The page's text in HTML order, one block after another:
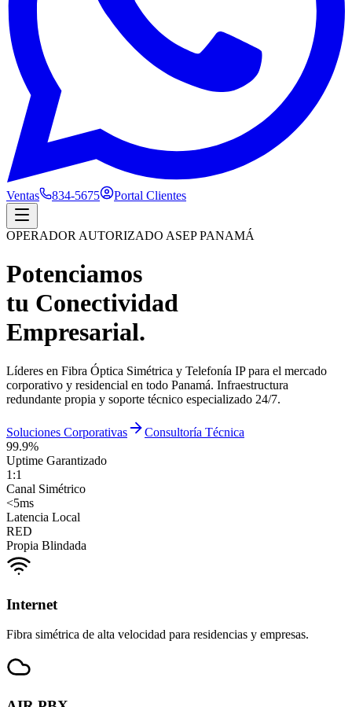
Ventas 834-5675 Portal Clientes
OPERADOR AUTORIZADO ASEP PANAMÁ
Potenciamos
tu Conectividad
Empresarial.
Líderes en Fibra Óptica Simétrica y Telefonía IP para el mercado
corporativo y residencial en todo Panamá. Infraestructura
redundante propia y soporte técnico especializado 24/7.
Soluciones Corporativas
Consultoría Técnica
99.9%
Uptime Garantizado
1:1
Canal Simétrico
<5ms
Latencia Local
RED
Propia Blindada
Internet
Fibra simétrica de alta velocidad para residencias y empresas.